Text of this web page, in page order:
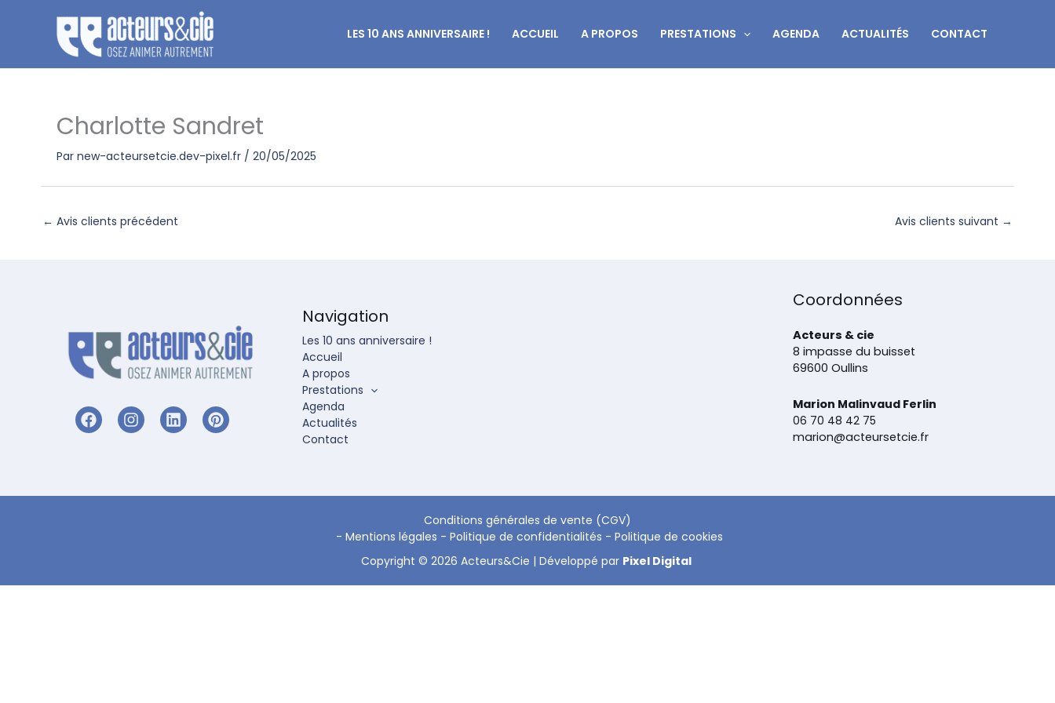
LES 10 ANS ANNIVERSAIRE ! ACCUEIL A PROPOS PRESTATIONS AGENDA ACTUALITÉS CONTACT
Charlotte Sandret
Par new-acteursetcie.dev-pixel.fr / 20/05/2025
← Avis clients précédent Avis clients suivant →
Navigation
Les 10 ans anniversaire !
Accueil
A propos
Prestations
Agenda
Actualités
Contact
Coordonnées
Acteurs & cie
8 impasse du buisset
69600 Oullins
Marion Malinvaud Ferlin
06 70 48 42 75
marion@acteursetcie.fr
Conditions générales de vente (CGV)
- Mentions légales - Politique de confidentialités - Politique de cookies
Copyright © 2026 Acteurs&Cie | Développé par Pixel Digital